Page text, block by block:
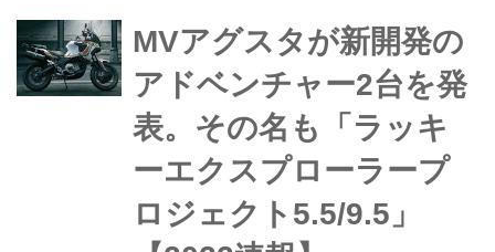
ンド哲学「Beyond Performance(ビヨ
ンド・パフォーマンス)」を体現し、出
力や速度だけでなく、ライダーの...
MVアグスタが新開発の
アドベンチャー2台を発
表。その名も「ラッキ
ーエクスプローラープ
ロジェクト5.5/9.5」